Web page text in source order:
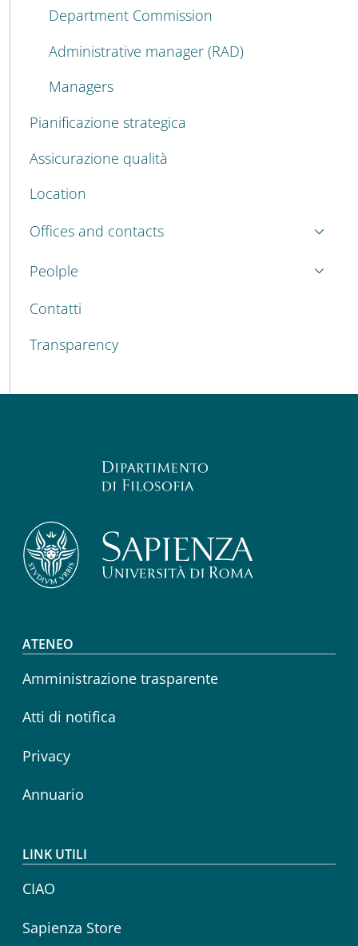
Department Commission
Administrative manager (RAD)
Managers
Pianificazione strategica
Assicurazione qualità
Location
Offices and contacts
Peolple
Contatti
Transparency
Footer menu
ATENEO
Amministrazione trasparente
Atti di notifica
Privacy
Annuario
LINK UTILI
CIAO
Sapienza Store